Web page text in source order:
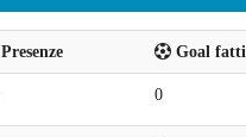
Presenze Goal fatti
0